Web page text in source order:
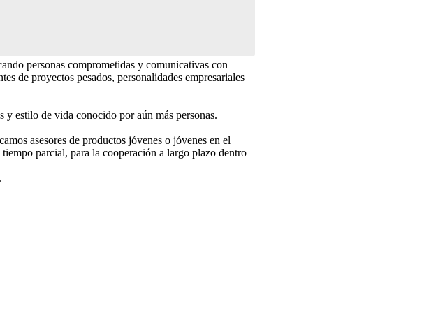
personas comprometidas y comunicativas con
de proyectos pesados, personalidades empresariales
y estilo de vida conocido por aún más personas.
asesores de productos jóvenes o jóvenes en el
parcial, para la cooperación a largo plazo dentro